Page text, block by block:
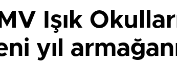
Işık
yıl